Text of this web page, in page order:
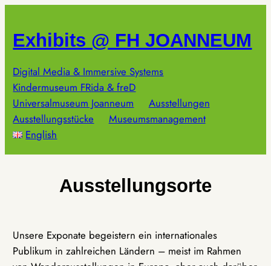
springen
Exhibits @ FH JOANNEUM
Digital Media & Immersive Systems
Kindermuseum FRida & freD
Universalmuseum Joanneum
Ausstellungen
Ausstellungsstücke
Museumsmanagement
English
Ausstellungsorte
Unsere Exponate begeistern ein internationales
Publikum in zahlreichen Ländern – meist im Rahmen